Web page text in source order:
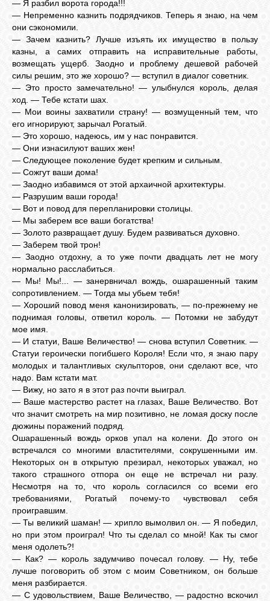
— Я разбил ворота города!!!
— Непременно казнить подрядчиков. Теперь я знаю, на чем
они сэкономили.
— Зачем казнить? Лучше изъять их имущество в пользу
казны, а самих отправить на исправительные работы,
возмещать ущерб. Заодно и проблему дешевой рабочей
силы решим, это же хорошо? — вступил в диалог советник.
— Это просто замечательно! — улыбнулся король, делая
ход. — Тебе кстати шах.
— Мои воины захватили страну! — возмущенный тем, что
его игнорируют, зарычал Рогатый.
— Это хорошо, надеюсь, им у нас понравится.
— Они изнасилуют ваших жен!
— Следующее поколение будет крепким и сильным.
— Сожгут ваши дома!
— Заодно избавимся от этой архаичной архитектуры.
— Разрушим ваши города!
— Вот и повод для перепланировки столицы.
— Мы заберем все ваши богатства!
— Золото развращает душу. Будем развиваться духовно.
— Заберем твой трон!
— Заодно отдохну, а то уже почти двадцать лет не могу
нормально расслабиться.
— Мы! Мы!... — занервничал вождь, ошарашенный таким
сопротивлением. — Тогда мы убьем тебя!
— Хороший повод меня канонизировать, — по-прежнему не
поднимая головы, ответил король. — Потомки не забудут
мое имя.
— И статуи, Ваше Величество! — снова вступил Советник. —
Статуи героически погибшего Короля! Если что, я знаю пару
молодых и талантливых скульпторов, они сделают все, что
надо. Вам кстати мат.
— Вижу, но зато я в этот раз почти выиграл.
— Ваше мастерство растет на глазах, Ваше Величество. Вот
что значит смотреть на мир позитивно, не ломая доску после
дюжины поражений подряд.
Ошарашенный вождь орков упал на колени. До этого он
встречался со многими властителями, сокрушенными им.
Некоторых он в открытую презирал, некоторых уважал, но
такого страшного отпора он еще не встречал ни разу.
Несмотря на то, что король согласился со всеми его
требованиями, Рогатый почему-то чувствовал себя
проигравшим.
— Ты великий шаман! — хрипло вымолвил он. — Я победил,
но при этом проиграл! Что ты сделал со мной! Как ты смог
меня одолеть?!
— Как? — король задумчиво почесал голову. — Ну, тебе
лучше поговорить об этом с моим Советником, он больше
меня разбирается.
— С удовольствием, Ваше Величество, — радостно вскочил